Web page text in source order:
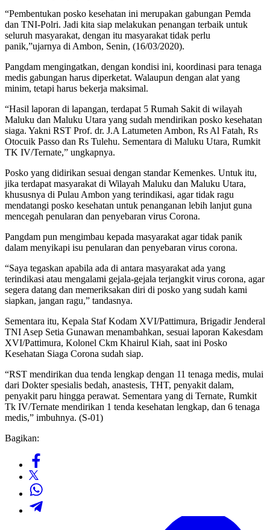
“Pembentukan posko kesehatan ini merupakan gabungan Pemda
dan TNI-Polri. Jadi kita siap melakukan penangan terbaik untuk
seluruh masyarakat, dengan itu masyarakat tidak perlu
panik,”ujarnya di Ambon, Senin, (16/03/2020).
Pangdam mengingatkan, dengan kondisi ini, koordinasi para tenaga
medis gabungan harus diperketat. Walaupun dengan alat yang
minim, tetapi harus bekerja maksimal.
“Hasil laporan di lapangan, terdapat 5 Rumah Sakit di wilayah
Maluku dan Maluku Utara yang sudah mendirikan posko kesehatan
siaga. Yakni RST Prof. dr. J.A Latumeten Ambon, Rs Al Fatah, Rs
Otocuik Passo dan Rs Tulehu. Sementara di Maluku Utara, Rumkit
TK IV/Ternate,” ungkapnya.
Posko yang didirikan sesuai dengan standar Kemenkes. Untuk itu,
jika terdapat masyarakat di Wilayah Maluku dan Maluku Utara,
khususnya di Pulau Ambon yang terindikasi, agar tidak ragu
mendatangi posko kesehatan untuk penanganan lebih lanjut guna
mencegah penularan dan penyebaran virus Corona.
Pangdam pun mengimbau kepada masyarakat agar tidak panik
dalam menyikapi isu penularan dan penyebaran virus corona.
“Saya tegaskan apabila ada di antara masyarakat ada yang
terindikasi atau mengalami gejala-gejala terjangkit virus corona, agar
segera datang dan memeriksakan diri di posko yang sudah kami
siapkan, jangan ragu,” tandasnya.
Sementara itu, Kepala Staf Kodam XVI/Pattimura, Brigadir Jenderal
TNI Asep Setia Gunawan menambahkan, sesuai laporan Kakesdam
XVI/Pattimura, Kolonel Ckm Khairul Kiah, saat ini Posko
Kesehatan Siaga Corona sudah siap.
“RST mendirikan dua tenda lengkap dengan 11 tenaga medis, mulai
dari Dokter spesialis bedah, anastesis, THT, penyakit dalam,
penyakit paru hingga perawat. Sementara yang di Ternate, Rumkit
Tk IV/Ternate mendirikan 1 tenda kesehatan lengkap, dan 6 tenaga
medis,” imbuhnya. (S-01)
Bagikan: